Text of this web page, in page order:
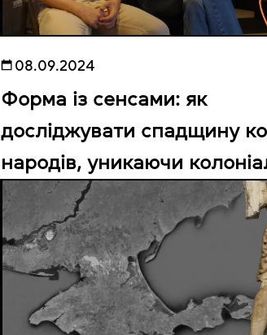
08.09.2024
Форма із сенсами: як
досліджувати спадщину
народів, уникаючи
штампів